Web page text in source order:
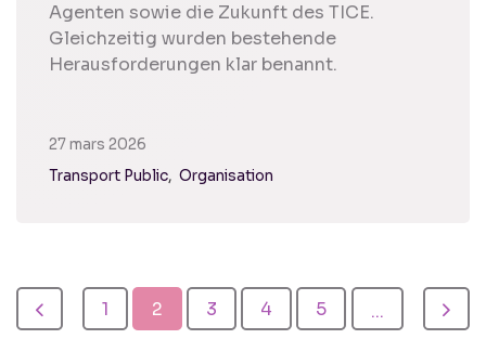
Agenten sowie die Zukunft des TICE.
Gleichzeitig wurden bestehende
Herausforderungen klar benannt.
27 mars 2026
Transport Public Organisation
1 2 3 4 5 ...